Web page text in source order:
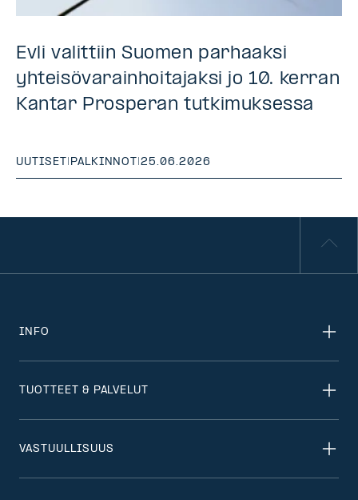
Evli valittiin Suomen parhaaksi
yhteisövarainhoitajaksi jo 10. kerran
Kantar Prosperan tutkimuksessa
UUTISET | PALKINNOT |25.06.2026
INFO
TUOTTEET & PALVELUT
VASTUULLISUUS